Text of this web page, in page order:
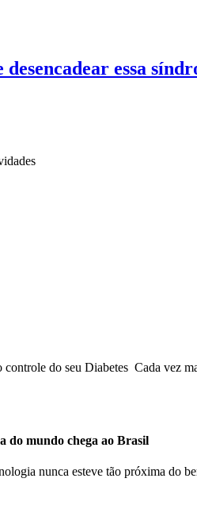
essa
do seu Diabetes Cada vez
do mundo chega ao Brasil
nunca esteve tão próxima do